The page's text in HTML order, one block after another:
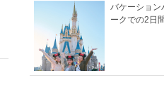
バケーション
ークでの2日